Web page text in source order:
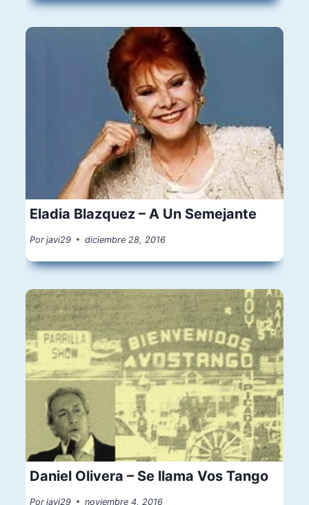
Eladia Blazquez – A Un Semejante
Por javi29 diciembre 28, 2016
Daniel Olivera – Se llama Vos Tango
Por javi29 noviembre 4, 2016